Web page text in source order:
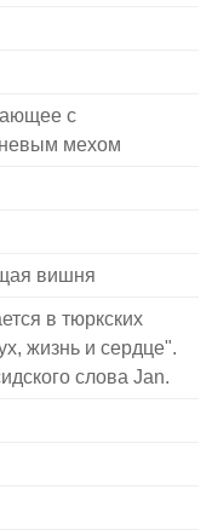
с
мехом
вишня
в тюркских
жизнь и сердце".
слова Jan.